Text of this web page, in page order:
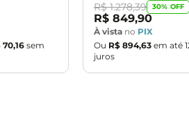
70,16 sem
R$ 1.278,39 30% OFF
R$ 849,90
À vista no PIX
Ou R$ 894,63 em até
juros